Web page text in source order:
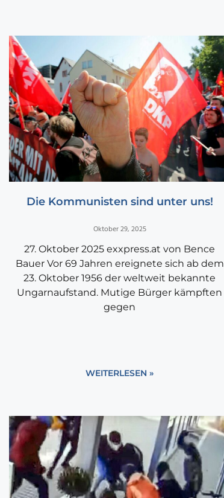
Die Kommunisten sind unter uns!
Oktober 29, 2025
27. Oktober 2025 exxpress.at von Bence
Bauer Vor 69 Jahren ereignete sich ab dem
23. Oktober 1956 der weltweit bekannte
Ungarnaufstand. Mutige Bürger kämpften
gegen
WEITERLESEN »